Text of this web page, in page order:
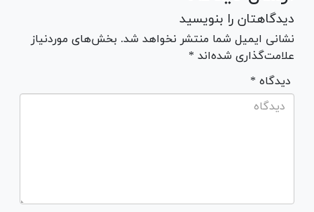
دیدگاهتان را بنویسید
نشانی ایمیل شما منتشر نخواهد شد. بخش‌های موردنیاز
علامت‌گذاری شده‌اند *
* دیدگاه